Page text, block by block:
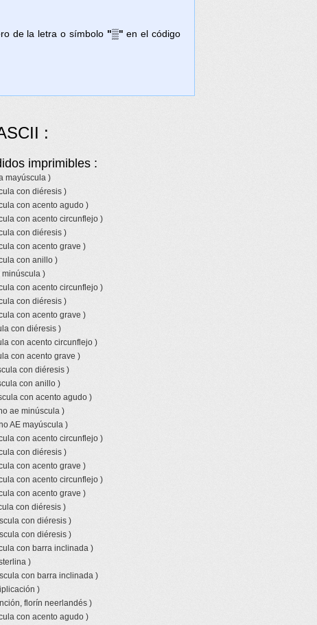
de la letra o símbolo "▒" en el código
:
imprimibles :
mayúscula )
con diéresis )
con acento agudo )
con acento circunflejo )
con diéresis )
con acento grave )
con anillo )
minúscula )
con acento circunflejo )
con diéresis )
con acento grave )
con diéresis )
con acento circunflejo )
con acento grave )
con diéresis )
con anillo )
con acento agudo )
ae minúscula )
AE mayúscula )
con acento circunflejo )
con diéresis )
con acento grave )
con acento circunflejo )
con acento grave )
con diéresis )
con diéresis )
con diéresis )
con barra inclinada )
)
con barra inclinada )
)
florín neerlandés )
con acento agudo )